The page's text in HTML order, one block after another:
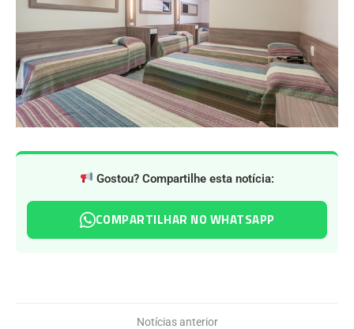
Gostou? Compartilhe esta notícia:
COMPARTILHAR NO WHATSAPP
Notícias anterior